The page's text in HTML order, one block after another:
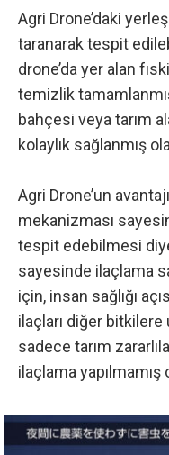
Agri Drone’daki
taranarak tespit
drone’da yer alan
temizlik
bahçesi veya tarım
kolaylık sağlanmış
Agri Drone’un
mekanizması
tespit edebilmesi
sayesinde ilaçlama
için, insan sağlığı
ilaçları diğer bitkilere
sadece tarım
ilaçlama yapılmamış